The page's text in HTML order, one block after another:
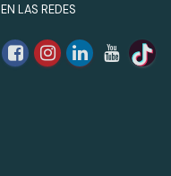
EN LAS REDES